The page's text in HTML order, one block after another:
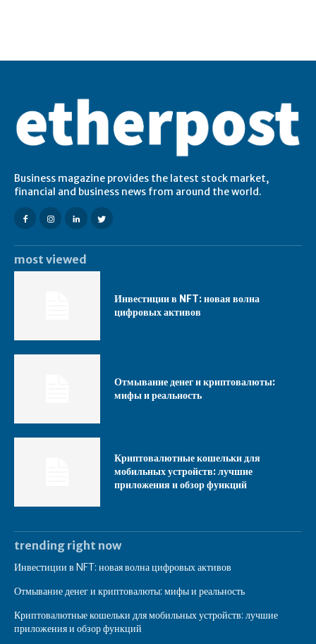
Business magazine provides the latest stock market,
financial and business news from around the world.
most viewed
Инвестиции в NFT: новая волна
цифровых активов
Отмывание денег и криптовалюты:
мифы и реальность
Криптовалютные кошельки для
мобильных устройств: лучшие
приложения и обзор функций
trending right now
Инвестиции в NFT: новая волна цифровых активов
Отмывание денег и криптовалюты: мифы и реальность
Криптовалютные кошельки для мобильных устройств: лучшие
приложения и обзор функций